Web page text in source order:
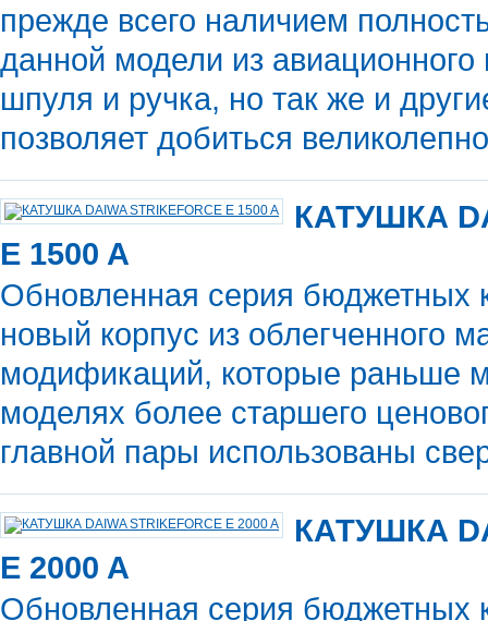
прежде всего наличием
данной модели из
шпуля и ручка, но так же и
позволяет добиться
КАТУШКА
E 1500 A
Обновленная серия бюджетных
новый корпус из облегченного
модификаций, которые раньше
моделях более старшего
главной пары использованы
КАТУШКА
E 2000 A
Обновленная серия бюджетных